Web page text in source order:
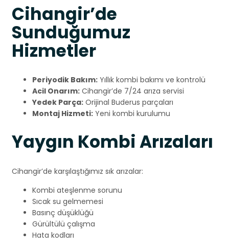
Cihangir’de
Sunduğumuz
Hizmetler
Periyodik Bakım: Yıllık kombi bakımı ve kontrolü
Acil Onarım: Cihangir’de 7/24 arıza servisi
Yedek Parça: Orijinal Buderus parçaları
Montaj Hizmeti: Yeni kombi kurulumu
Yaygın Kombi Arızaları
Cihangir’de karşılaştığımız sık arızalar:
Kombi ateşlenme sorunu
Sıcak su gelmemesi
Basınç düşüklüğü
Gürültülü çalışma
Hata kodları